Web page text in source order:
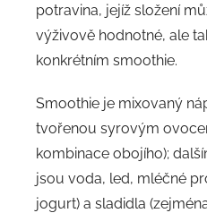
potravina, jejíž složení
výživově hodnotné, ale
konkrétním smoothie.
Smoothie je mixovaný
tvořenou syrovým
kombinace obojího);
jsou voda, led, mléčné
jogurt) a sladidla